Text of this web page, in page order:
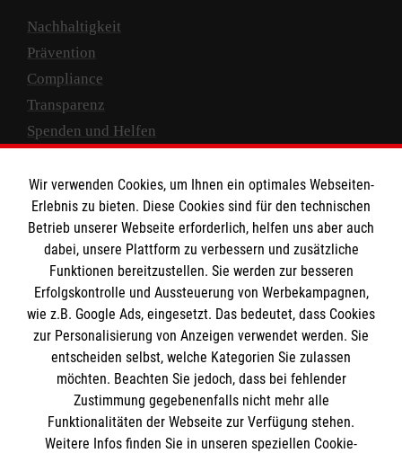
Nachhaltigkeit
Prävention
Compliance
Transparenz
Spenden und Helfen
Empfänger: Malteser Hilfsdienst e.V.
IBAN: DE10 3706 0120 1201 2000 12
BIC: GENODED 1PA7
Wir verwenden Cookies, um Ihnen ein optimales Webseiten-
Erlebnis zu bieten. Diese Cookies sind für den technischen
Betrieb unserer Webseite erforderlich, helfen uns aber auch
dabei, unsere Plattform zu verbessern und zusätzliche
Funktionen bereitzustellen. Sie werden zur besseren
Erfolgskontrolle und Aussteuerung von Werbekampagnen,
wie z.B. Google Ads, eingesetzt. Das bedeutet, dass Cookies
zur Personalisierung von Anzeigen verwendet werden. Sie
entscheiden selbst, welche Kategorien Sie zulassen
möchten. Beachten Sie jedoch, dass bei fehlender
Zustimmung gegebenenfalls nicht mehr alle
Funktionalitäten der Webseite zur Verfügung stehen.
Weitere Infos finden Sie in unseren speziellen Cookie-